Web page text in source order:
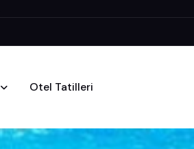
Otel Tatilleri